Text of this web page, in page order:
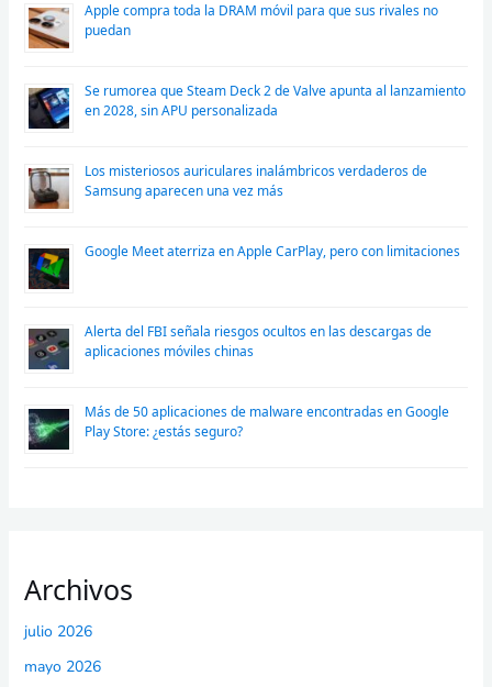
Apple compra toda la DRAM móvil para que sus rivales no
puedan
Se rumorea que Steam Deck 2 de Valve apunta al lanzamiento
en 2028, sin APU personalizada
Los misteriosos auriculares inalámbricos verdaderos de
Samsung aparecen una vez más
Google Meet aterriza en Apple CarPlay, pero con limitaciones
Alerta del FBI señala riesgos ocultos en las descargas de
aplicaciones móviles chinas
Más de 50 aplicaciones de malware encontradas en Google
Play Store: ¿estás seguro?
Archivos
julio 2026
mayo 2026